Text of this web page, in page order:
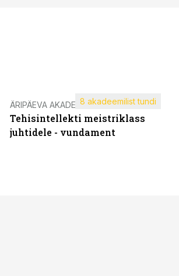
ÄRIPÄEVA AKADEEMIA
Tehisintellekti meistriklass
juhtidele - vundament
8 akadeemilist tundi